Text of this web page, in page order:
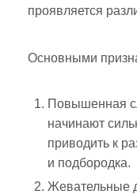
проявляется
Основными
Повышенная
начинают
приводить к
и подбородка.
Жевательные